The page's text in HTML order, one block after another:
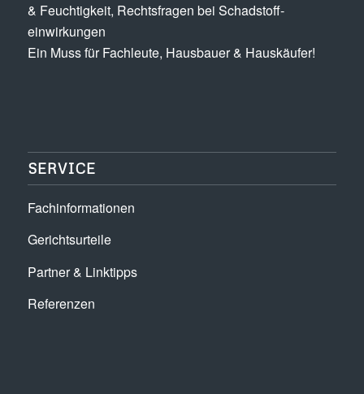
& Feuchtigkeit, Rechts­fragen bei Schadstoff­
einwirkungen
Ein Muss für Fachleute, Hausbauer & Hauskäufer!
SERVICE
Fachinformationen
Gerichtsurteile
Partner & Linktipps
Referenzen